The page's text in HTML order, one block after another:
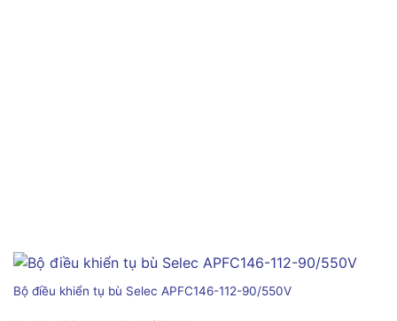
Bộ điều khiển tụ bù Selec APFC146-112-90/550V